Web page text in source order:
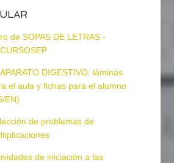
de SOPAS DE LETRAS -
DIGESTIVO: láminas
el aula y fichas para el alumno
EN)
de problemas de
de iniciación a las